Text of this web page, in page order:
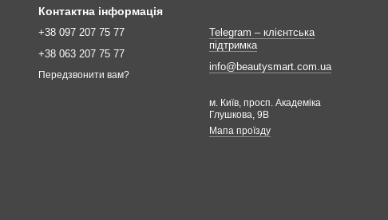
Контактна інформація
+38 097 207 75 77
+38 063 207 75 77
Передзвонити вам?
Telegram – клієнтська
підтримка
info@beautysmart.com.ua
м. Київ, просп. Академіка
Глушкова, 9В
Мапа проїзду